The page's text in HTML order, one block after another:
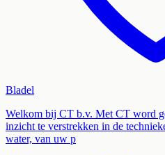
Bladel
Welkom bij CT b.v. Met CT word
inzicht te verstrekken in de
water, van uw p